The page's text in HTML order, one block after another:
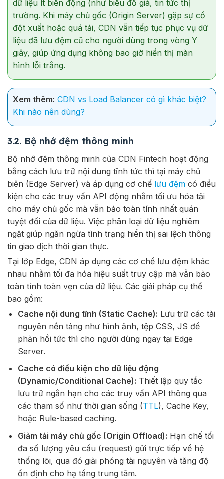
dữ liệu ít biến động (như biểu đồ giá, tin tức thị
trường. Khi máy chủ gốc (Origin Server) gặp sự cố
đột xuất hoặc quá tải, CDN vẫn tiếp tục phục vụ dữ
liệu đã lưu đệm cũ cho người dùng trong vòng Y
giây, giúp ứng dụng không bao giờ hiển thị màn
hình lỗi trắng.
Xem thêm: CDN vs Load Balancer có gì khác biệt?
Khi nào nên dùng?
3.2. Bộ nhớ đệm thông minh
Bộ nhớ đệm thông minh của CDN Fintech hoạt động
bằng cách lưu trữ nội dung tĩnh tức thì tại máy chủ
biên (Edge Server) và áp dụng cơ chế lưu đệm có điều
kiện cho các truy vấn API động nhằm tối ưu hóa tải
cho máy chủ gốc mà vẫn bảo toàn tính nhất quán
tuyệt đối của dữ liệu. Việc phân loại dữ liệu nghiêm
ngặt giúp ngăn ngừa tình trạng hiển thị sai lệch thông
tin giao dịch thời gian thực.
Tại lớp Edge, CDN áp dụng các cơ chế lưu đệm khác
nhau nhằm tối đa hóa hiệu suất truy cập mà vẫn bảo
toàn tính toàn vẹn của dữ liệu. Các giải pháp cụ thể
bao gồm:
Cache nội dung tĩnh (Static Cache): Lưu trữ các tài
nguyên nền tảng như hình ảnh, tệp CSS, JS để
phản hồi tức thì cho người dùng ngay tại Edge
Server.
Cache có điều kiện cho dữ liệu động
(Dynamic/Conditional Cache): Thiết lập quy tắc
lưu trữ ngắn hạn cho các truy vấn API thông qua
các tham số như thời gian sống (TTL), Cache Key,
hoặc Rule-based caching.
Giảm tải máy chủ gốc (Origin Offload): Hạn chế tối
đa số lượng yêu cầu (request) gửi trực tiếp về hệ
thống lõi, qua đó giải phóng tài nguyên và tăng độ
ổn định cho hạ tầng trung tâm.